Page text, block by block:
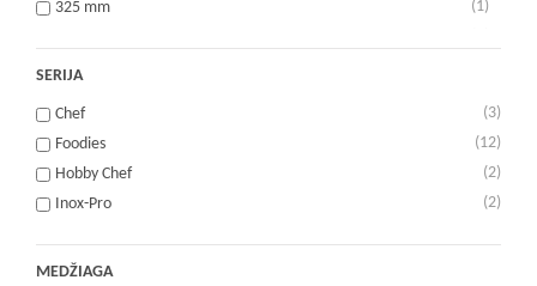
325 mm
(1)
335 mm
SERIJA
Chef
(3)
Foodies
(12)
Hobby Chef
(2)
Inox-Pro
(2)
MEDŽIAGA